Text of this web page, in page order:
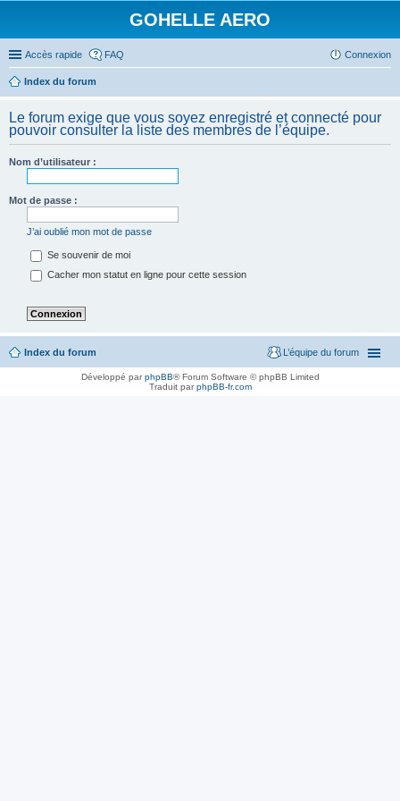
GOHELLE AERO
Accès rapide FAQ Connexion
Index du forum
Le forum exige que vous soyez enregistré et connecté pour
pouvoir consulter la liste des membres de l’équipe.
Nom d’utilisateur :
Mot de passe :
J’ai oublié mon mot de passe
Se souvenir de moi
Cacher mon statut en ligne pour cette session
Index du forum L’équipe du forum
Développé parphpBB® Forum Software © phpBB Limited
Traduit parphpBB-fr.com